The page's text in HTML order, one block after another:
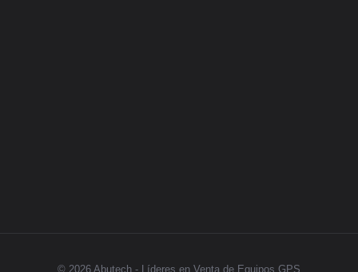
© 2026 Abutech - Líderes en Venta de Equipos GPS